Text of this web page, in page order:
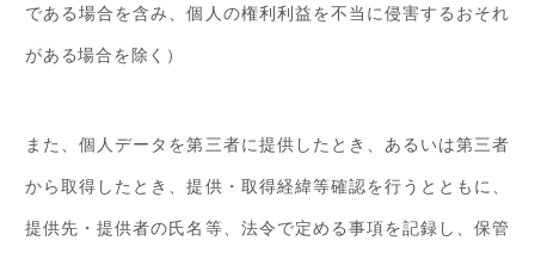
である場合を含み、個人の権利利益を不当に侵害するおそれ
がある場合を除く）
また、個人データを第三者に提供したとき、あるいは第三者
から取得したとき、提供・取得経緯等確認を行うとともに、
提供先・提供者の氏名等、法令で定める事項を記録し、保管